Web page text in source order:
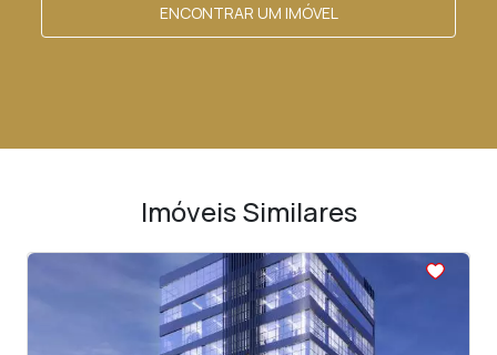
ENCONTRAR UM IMÓVEL
Imóveis Similares
<